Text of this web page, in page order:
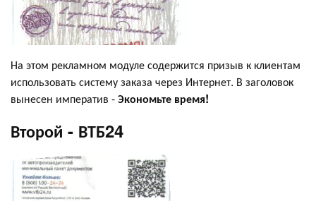
На этом рекламном модуле содержится призыв к клиентам
использовать систему заказа через Интернет. В заголовок
вынесен императив -Экономьте время!
Второй - ВТБ24